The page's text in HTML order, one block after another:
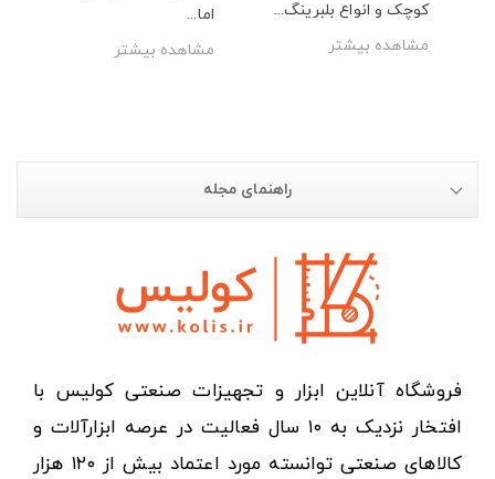
اما...
مشاهده بیشتر
کوچک و انواع بلبرینگ...
مشاهده بیشتر
راهنمای مجله
فروشگاه آنلاین ابزار و تجهیزات صنعتی کولیس با
افتخار نزدیک به ۱۰ سال فعالیت در عرصه ابزارآلات و
کالاهای صنعتی توانسته مورد اعتماد بیش از ۱۲۰ هزار